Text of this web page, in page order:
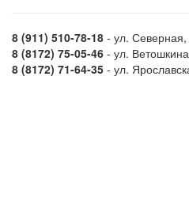
8 (911) 510-78-18 - ул.
8 (8172) 75-05-46 - ул.
8 (8172) 71-64-35 - ул.